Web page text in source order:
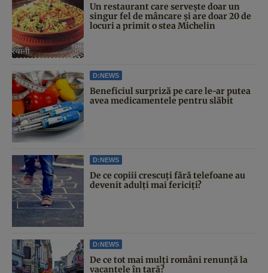
Un restaurant care servește doar un
singur fel de mâncare și are doar 20 de
locuri a primit o stea Michelin
D:NEWS
Beneficiul surpriză pe care le-ar putea
avea medicamentele pentru slăbit
D:NEWS
De ce copiii crescuți fără telefoane au
devenit adulți mai fericiți?
D:NEWS
De ce tot mai mulți români renunță la
vacanțele în țară?